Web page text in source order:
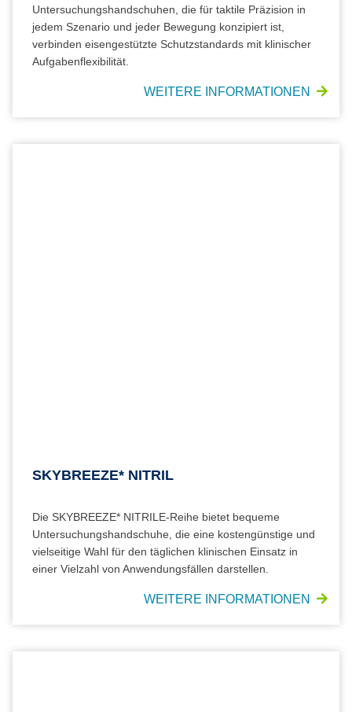
Untersuchungshandschuhen, die für taktile Präzision in
jedem Szenario und jeder Bewegung konzipiert ist,
verbinden eisengestützte Schutzstandards mit klinischer
Aufgabenflexibilität.
WEITERE INFORMATIONEN
SKYBREEZE* NITRIL
Die SKYBREEZE* NITRILE-Reihe bietet bequeme
Untersuchungshandschuhe, die eine kostengünstige und
vielseitige Wahl für den täglichen klinischen Einsatz in
einer Vielzahl von Anwendungsfällen darstellen.
WEITERE INFORMATIONEN